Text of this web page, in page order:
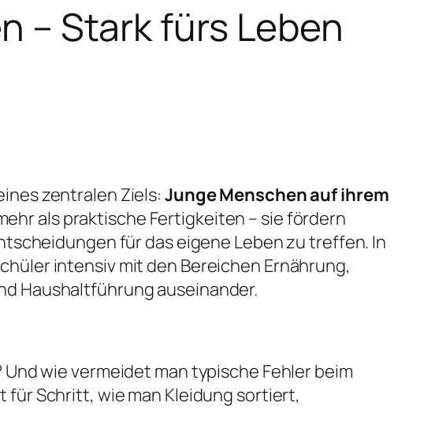
– Stark fürs Leben
zentralen Ziels: Junge Menschen auf ihrem
als praktische Fertigkeiten – sie fördern
für das eigene Leben zu treffen. In
intensiv mit den Bereichen Ernährung,
Haushaltführung auseinander.
wie vermeidet man typische Fehler beim
für Schritt, wie man Kleidung sortiert,